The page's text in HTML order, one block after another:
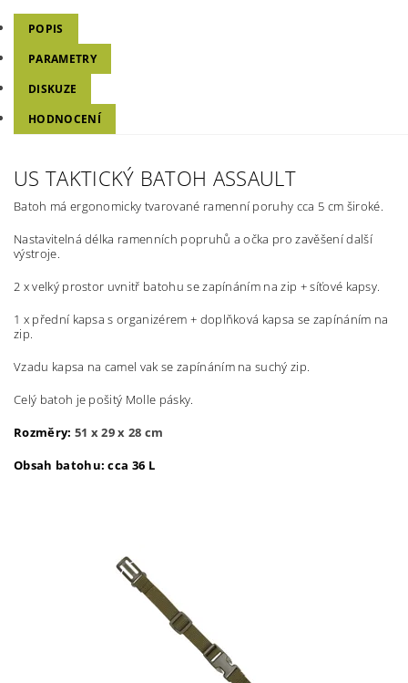
POPIS
PARAMETRY
DISKUZE
HODNOCENÍ
US TAKTICKÝ BATOH ASSAULT
Batoh má ergonomicky tvarované ramenní poruhy cca 5 cm široké.
Nastavitelná délka ramenních popruhů a očka pro zavěšení další
výstroje.
2 x velký prostor uvnitř batohu se zapínáním na zip + síťové kapsy.
1 x přední kapsa s organizérem + doplňková kapsa se zapínáním na
zip.
Vzadu kapsa na camel vak se zapínáním na suchý zip.
Celý batoh je pošitý Molle pásky.
Rozměry: 51 x 29 x 28 cm
Obsah batohu: cca 36 L